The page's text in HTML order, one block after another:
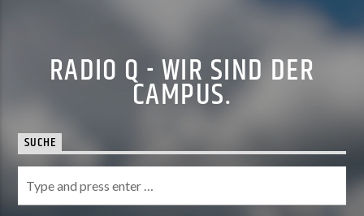
RADIO Q - WIR SIND DER
CAMPUS.
SUCHE